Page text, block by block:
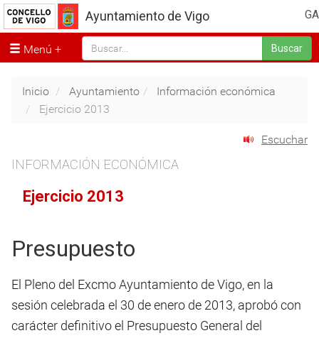
GA
Ayuntamiento de Vigo
Menú Buscar
Inicio Ayuntamiento
Información económica
Ejercicio 2013
Escuchar
INFORMACIÓN ECONÓMICA
Ejercicio 2013
Presupuesto
El Pleno del Excmo Ayuntamiento de Vigo, en la
sesión celebrada el 30 de enero de 2013, aprobó con
carácter definitivo el Presupuesto General del